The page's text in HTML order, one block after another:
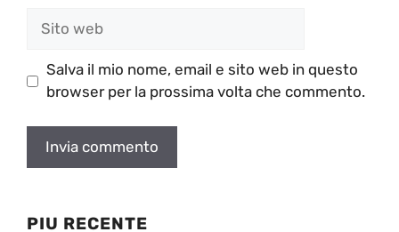
Salva il mio nome, email e sito web in questo
browser per la prossima volta che commento.
PIU RECENTE